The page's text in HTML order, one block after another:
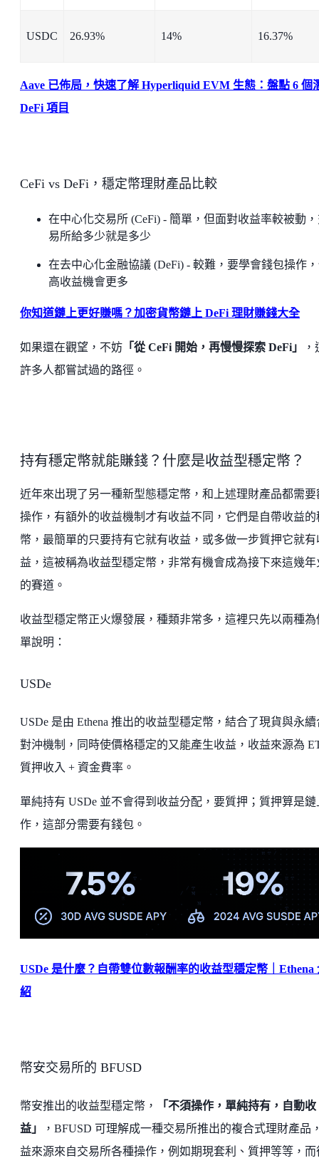
USDC 26.93% 14% 16.37%
Aave 已佈局，快速了解 Hyperliquid EVM 生態：盤點 6 個
DeFi 項目
CeFi vs DeFi，穩定幣理財產品比較
在中心化交易所 (CeFi) - 簡單，但面對收益率較被動
易所給多少就是多少
在去中心化金融協議 (DeFi) - 較難，要學會錢包操作
高收益機會更多
你知道鏈上更好賺嗎？加密貨幣鏈上 DeFi 理財賺錢大全
如果還在觀望，不妨 「從 CeFi 開始，再慢慢探索 DeFi」
許多人都嘗試過的路徑。
持有穩定幣就能賺錢？什麼是收益型穩定幣？
近年來出現了另一種新型態穩定幣，和上述理財產品都需要
操作，有額外的收益機制才有收益不同，它們是自帶收益的
幣，最簡單的只要持有它就有收益，或多做一步質押它就有
益，這被稱為收益型穩定幣，非常有機會成為接下來這幾年
的賽道。
收益型穩定幣正火爆發展，種類非常多，這裡只先以兩種為
單說明：
USDe
USDe 是由 Ethena 推出的收益型穩定幣，結合了現貨與永續
對沖機制，同時使價格穩定的又能產生收益，收益來源為
質押收入 + 資金費率。
單純持有 USDe 並不會得到收益分配，要質押；質押算是鏈
作，這部分需要有錢包。
USDe 是什麼？自帶雙位數報酬率的收益型穩定幣｜Ethena
紹
幣安交易所的 BFUSD
幣安推出的收益型穩定幣，
「不須操作，單純持有，自動收
益」
，BFUSD 可理解成一種交易所推出的複合式理財產品
益來源來自交易所各種操作，例如期現套利、質押等等，而